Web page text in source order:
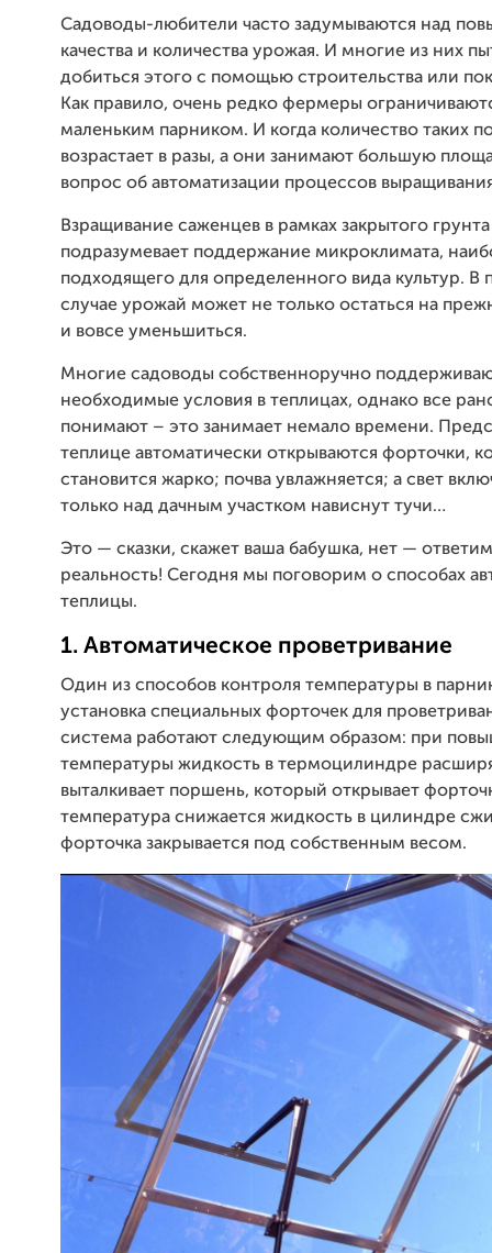
Садоводы-любители часто задумываются над
качества и количества урожая. И многие из них
добиться этого с помощью строительства или
Как правило, очень редко фермеры
маленьким парником. И когда количество таких
возрастает в разы, а они занимают большую
вопрос об автоматизации процессов
Взращивание саженцев в рамках закрытого грунта
подразумевает поддержание микроклимата,
подходящего для определенного вида культур. В
случае урожай может не только остаться на
и вовсе уменьшиться.
Многие садоводы собственноручно
необходимые условия в теплицах, однако все
понимают – это занимает немало времени.
теплице автоматически открываются форточки,
становится жарко; почва увлажняется; а свет
только над дачным участком нависнут тучи…
Это — сказки, скажет ваша бабушка, нет —
реальность! Сегодня мы поговорим о способах
теплицы.
1. Автоматическое проветривание
Один из способов контроля температуры в
установка специальных форточек для
система работают следующим образом: при
температуры жидкость в термоцилиндре
выталкивает поршень, который открывает
температура снижается жидкость в цилиндре
форточка закрывается под собственным весом.